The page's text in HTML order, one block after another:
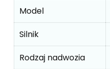
Model
Silnik
Rodzaj nadwozia